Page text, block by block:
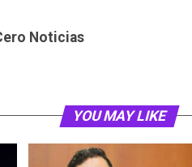
Noticias
YOU MAY LIKE